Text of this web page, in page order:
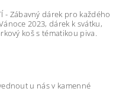
- Zábavný dárek pro každého
2023, dárek k svátku,
koš s tématikou piva.
u nás v kamenné